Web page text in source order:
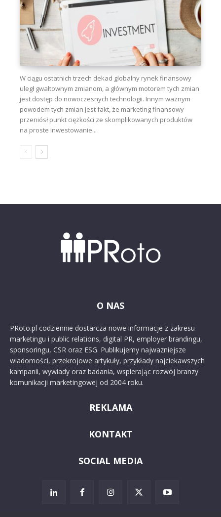
W ciągu ostatnich trzech dekad globalny rynek finansowy
uległ gwałtownym zmianom, a głównym motorem tych zmian
jest dostęp do nowoczesnych technologii. Innym ważnym
powodem tych zmian jest fakt, że marketing finansowy
przeniósł punkt ciężkości ze skomplikowanych produktów
na proste inwestowanie...
O NAS
PRoto.pl codziennie dostarcza nowe informacje z zakresu
marketingu i public relations, digital PR, employer brandingu,
sponsoringu, CSR oraz ESG. Publikujemy najważniejsze
wiadomości, przekrojowe artykuły, przykłady najciekawszych
kampanii, wywiady oraz badania, wspierając rozwój branży
komunikacji marketingowej od 2004 roku.
REKLAMA
KONTAKT
SOCIAL MEDIA